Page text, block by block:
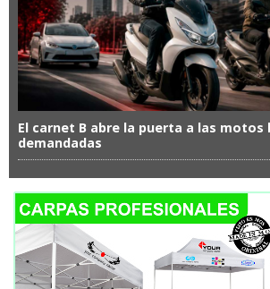
El carnet B abre la puerta a las motos
demandadas